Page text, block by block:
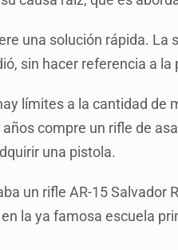
una solución rápida. La
sin hacer referencia a
límites a la cantidad
compre un rifle de
una pistola.
un rifle AR-15 Salvador
la ya famosa escuela